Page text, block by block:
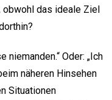
obwohl das ideale Ziel
Oder: „Ich
näheren Hinsehen
Situationen